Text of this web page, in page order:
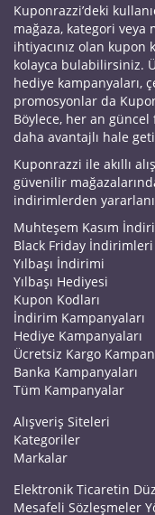
Kuponrazzi’deki
mağaza, kategori veya
ihtiyacınız olan kupon
kolayca bulabilirsiniz.
hediye kampanyaları,
promosyonlar da
Böylece, her an güncel
daha avantajlı hale
Kuponrazzi ile akıllı
güvenilir
indirimlerden
Muhteşem Kasım
Black Friday İndirimleri
Yılbaşı İndirimi
Yılbaşı Hediyesi
Kupon Kodları
İndirim Kampanyaları
Hediye Kampanyaları
Ücretsiz Kargo
Banka Kampanyaları
Tüm Kampanyalar
Alışveriş Siteleri
Kategoriler
Markalar
Elektronik Ticaretin
Mesafeli Sözleşmeler